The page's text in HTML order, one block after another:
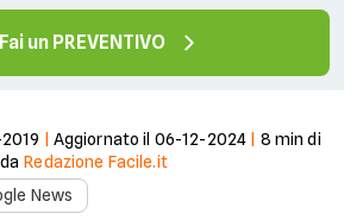
Fai un PREVENTIVO
Aggiornato il 06-12-2024 8 min di
Redazione Facile.it
News